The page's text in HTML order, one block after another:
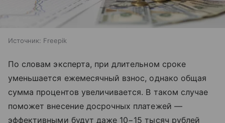
Источник: Freepik
По словам эксперта, при длительном сроке
уменьшается ежемесячный взнос, однако общая
сумма процентов увеличивается. В таком случае
поможет внесение досрочных платежей —
эффективными будут даже 10−15 тысяч рублей